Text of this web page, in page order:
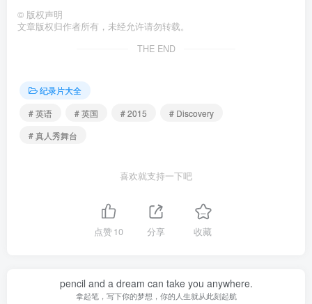
© 版权声明
文章版权归作者所有，未经允许请勿转载。
THE END
纪录片大全
# 英语
# 英国 # 2015
# Discovery
# 真人秀舞台
喜欢就支持一下吧
点赞10 分享 收藏
pencil and a dream can take you anywhere.
拿起笔，写下你的梦想，你的人生就从此刻起航